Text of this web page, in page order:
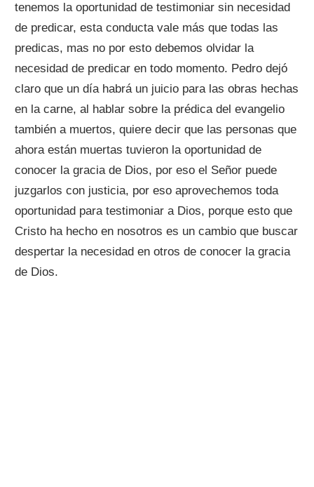
tenemos la oportunidad de testimoniar sin necesidad
de predicar, esta conducta vale más que todas las
predicas, mas no por esto debemos olvidar la
necesidad de predicar en todo momento. Pedro dejó
claro que un día habrá un juicio para las obras hechas
en la carne, al hablar sobre la prédica del evangelio
también a muertos, quiere decir que las personas que
ahora están muertas tuvieron la oportunidad de
conocer la gracia de Dios, por eso el Señor puede
juzgarlos con justicia, por eso aprovechemos toda
oportunidad para testimoniar a Dios, porque esto que
Cristo ha hecho en nosotros es un cambio que buscar
despertar la necesidad en otros de conocer la gracia
de Dios.